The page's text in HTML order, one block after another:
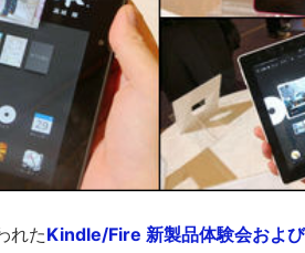
れたKindle/Fire 新製品体験会およ